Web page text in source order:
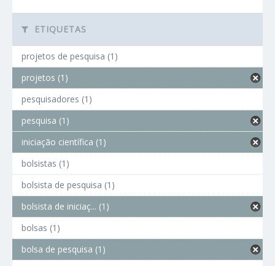
ETIQUETAS
projetos de pesquisa (1)
projetos (1)
pesquisadores (1)
pesquisa (1)
iniciação científica (1)
bolsistas (1)
bolsista de pesquisa (1)
bolsista de iniciaç... (1)
bolsas (1)
bolsa de pesquisa (1)